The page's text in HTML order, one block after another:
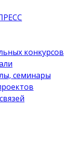
конкурсов
семинары